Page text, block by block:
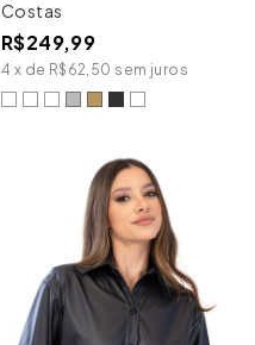
Costas
R$249,99
4 x de R$62,50 sem juros